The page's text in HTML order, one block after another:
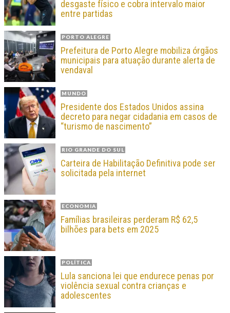
desgaste físico e cobra intervalo maior
entre partidas
PORTO ALEGRE
Prefeitura de Porto Alegre mobiliza órgãos
municipais para atuação durante alerta de
vendaval
MUNDO
Presidente dos Estados Unidos assina
decreto para negar cidadania em casos de
“turismo de nascimento”
RIO GRANDE DO SUL
Carteira de Habilitação Definitiva pode ser
solicitada pela internet
ECONOMIA
Famílias brasileiras perderam R$ 62,5
bilhões para bets em 2025
POLÍTICA
Lula sanciona lei que endurece penas por
violência sexual contra crianças e
adolescentes